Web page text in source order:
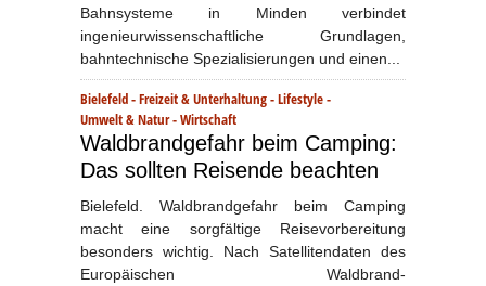
Bahnsysteme in Minden verbindet
ingenieurwissenschaftliche Grundlagen,
bahntechnische Spezialisierungen und einen...
Bielefeld-Freizeit & Unterhaltung-Lifestyle-
Umwelt & Natur-Wirtschaft
Waldbrandgefahr beim Camping:
Das sollten Reisende beachten
Bielefeld. Waldbrandgefahr beim Camping
macht eine sorgfältige Reisevorbereitung
besonders wichtig. Nach Satellitendaten des
Europäischen Waldbrand-